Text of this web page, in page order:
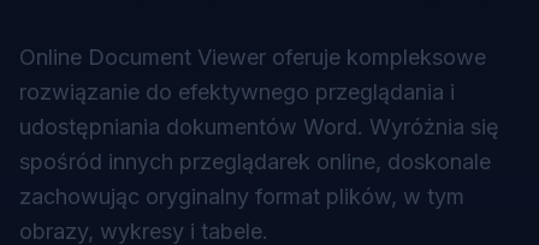
Online Document Viewer oferuje kompleksowe
rozwiązanie do efektywnego przeglądania i
udostępniania dokumentów Word. Wyróżnia się
spośród innych przeglądarek online, doskonale
zachowując oryginalny format plików, w tym
obrazy, wykresy i tabele.